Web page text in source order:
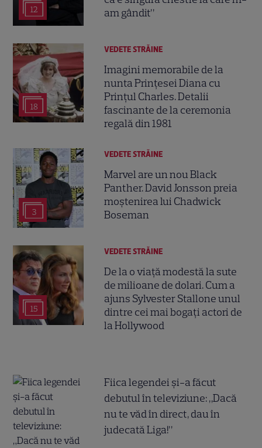
12
am gândit”
18
VEDETE STRĂINE
Imagini memorabile de la
nunta Prințesei Diana cu
Prințul Charles. Detalii
fascinante de la ceremonia
regală din 1981
3
VEDETE STRĂINE
Marvel are un nou Black
Panther. David Jonsson preia
moștenirea lui Chadwick
Boseman
15
VEDETE STRĂINE
De la o viață modestă la sute
de milioane de dolari. Cum a
ajuns Sylvester Stallone unul
dintre cei mai bogați actori de
la Hollywood
Fiica legendei și-a făcut
debutul în televiziune: „Dacă
nu te văd în direct, dau în
judecată Liga!”